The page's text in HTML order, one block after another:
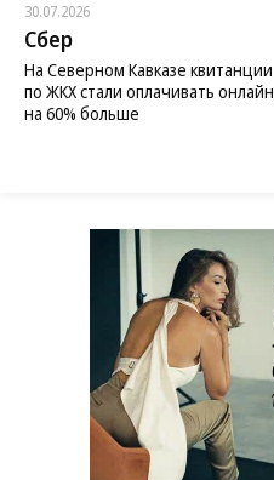
30.07.2026
Сбер
На Северном Кавказе квитанции
по ЖКХ стали оплачивать онлайн
на 60% больше